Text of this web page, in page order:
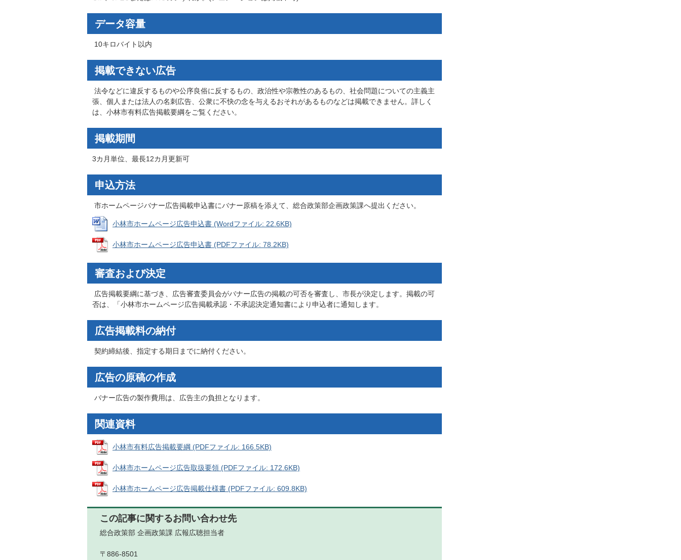
データ容量
10キロバイト以内
掲載できない広告
法令などに違反するものや公序良俗に反するもの、政治性や宗教性のあるもの、社会問題についての主義主
張、個人または法人の名刺広告、公衆に不快の念を与えるおそれがあるものなどは掲載できません。詳しく
は、小林市有料広告掲載要綱をご覧ください。
掲載期間
3カ月単位、最長12カ月更新可
申込方法
市ホームページバナー広告掲載申込書にバナー原稿を添えて、総合政策部企画政策課へ提出ください。
小林市ホームページ広告申込書 (Wordファイル: 22.6KB)
小林市ホームページ広告申込書 (PDFファイル: 78.2KB)
審査および決定
広告掲載要綱に基づき、広告審査委員会がバナー広告の掲載の可否を審査し、市長が決定します。掲載の可
否は、「小林市ホームページ広告掲載承認・不承認決定通知書により申込者に通知します。
広告掲載料の納付
契約締結後、指定する期日までに納付ください。
広告の原稿の作成
バナー広告の製作費用は、広告主の負担となります。
関連資料
小林市有料広告掲載要綱 (PDFファイル: 166.5KB)
小林市ホームページ広告取扱要領 (PDFファイル: 172.6KB)
小林市ホームページ広告掲載仕様書 (PDFファイル: 609.8KB)
この記事に関するお問い合わせ先
総合政策部 企画政策課 広報広聴担当者
〒886-8501